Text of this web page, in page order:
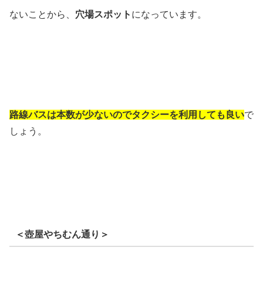
ないことから、 穴場スポット になっています。
路線バスは本数が少ないのでタクシーを利用しても良いで
しょう。
＜壺屋やちむん通り＞